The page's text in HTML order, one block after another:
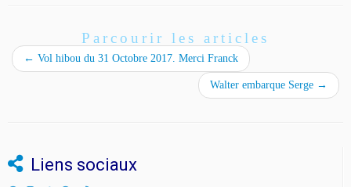
Parcourir les articles
← Vol hibou du 31 Octobre 2017. Merci Franck
Walter embarque Serge →
Liens sociaux